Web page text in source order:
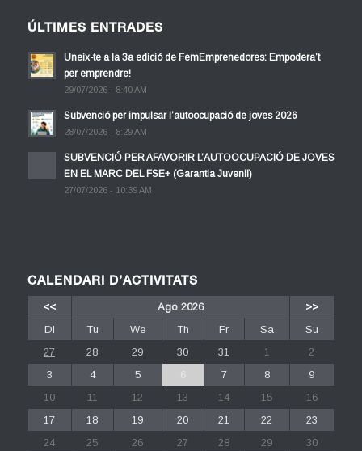
ÚLTIMES ENTRADES
Uneix-te a la 3a edició de FemEmprenedores: Empodera’t
per emprendre!
29/07/2026 - 8:40 AM
Subvenció per impulsar l’autoocupació de joves 2026
28/07/2026 - 8:29 AM
SUBVENCIÓ PER AFAVORIR L’AUTOOCUPACIÓ DE JOVES
EN EL MARC DEL FSE+ (Garantia Juvenil)
27/07/2026 - 10:39 AM
CALENDARI D’ACTIVITATS
<< Ago 2026
>>
Dl
Tu We Th Fr Sa
Su
27
28 29 30 31 1
2
3
4 5 6 7 8
9
10
11 12 13 14 15
16
17
18 19 20 21 22
23
24
25 26 27 28 29
30